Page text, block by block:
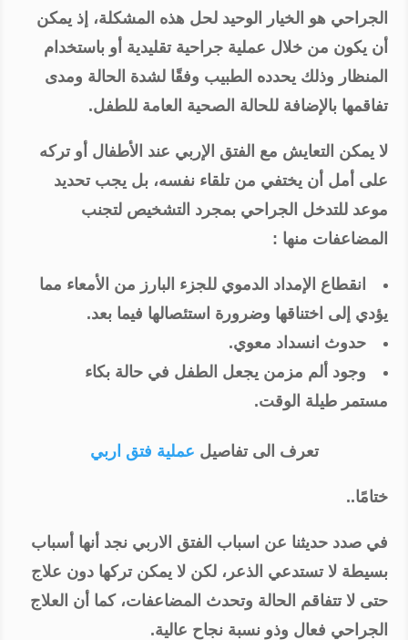
الجراحي هو الخيار الوحيد لحل هذه المشكلة، إذ يمكن
أن يكون من خلال عملية جراحية تقليدية أو باستخدام
المنظار وذلك يحدده الطبيب وفقًا لشدة الحالة ومدى
تفاقمها بالإضافة للحالة الصحية العامة للطفل.
لا يمكن التعايش مع الفتق الإربي عند الأطفال أو تركه
على أمل أن يختفي من تلقاء نفسه، بل يجب تحديد
موعد للتدخل الجراحي بمجرد التشخيص لتجنب
المضاعفات منها :
انقطاع الإمداد الدموي للجزء البارز من الأمعاء مما
يؤدي إلى اختناقها وضرورة استئصالها فيما بعد.
حدوث انسداد معوي.
وجود ألم مزمن يجعل الطفل في حالة بكاء
مستمر طيلة الوقت.
تعرف الى تفاصيل عملية فتق اربي
ختامًا..
في صدد حديثنا عن اسباب الفتق الاربي نجد أنها أسباب
بسيطة لا تستدعي الذعر، لكن لا يمكن تركها دون علاج
حتى لا تتفاقم الحالة وتحدث المضاعفات، كما أن العلاج
الجراحي فعال وذو نسبة نجاح عالية.